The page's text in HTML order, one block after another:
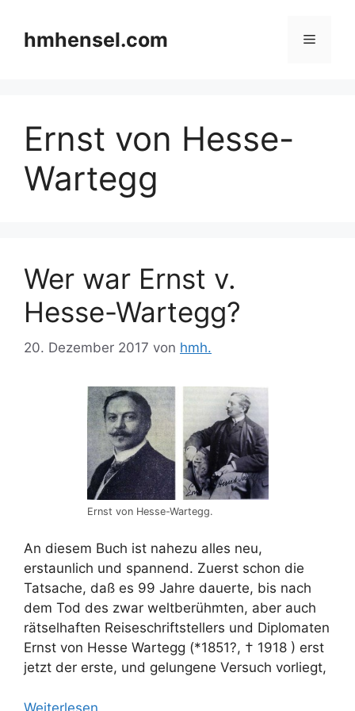
Inhalt
springen
hmhensel.com Menü
Ernst von Hesse-
Wartegg
Wer war Ernst v.
Hesse-Wartegg?
20. Dezember 2017 von hmh.
Ernst von Hesse-Wartegg.
An diesem Buch ist nahezu alles neu,
erstaunlich und spannend. Zuerst schon die
Tatsache, daß es 99 Jahre dauerte, bis nach
dem Tod des zwar weltberühmten, aber auch
rätselhaften Reiseschriftstellers und Diplomaten
Ernst von Hesse Wartegg (*1851?, † 1918 ) erst
jetzt der erste, und gelungene Versuch vorliegt,
Weiterlesen